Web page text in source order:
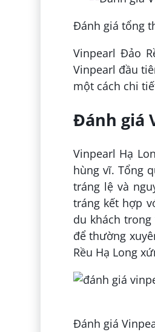
Đánh giá tổng
Vinpearl Đảo
Vinpearl đầu
một cách chi
Đánh giá
Vinpearl Hạ
hùng vĩ. Tổng
tráng lệ và
tráng kết hợp
du khách
để thường
Rều Hạ Long
Đánh giá